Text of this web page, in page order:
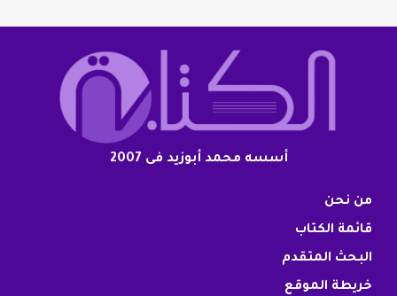
أسسه محمد أبوزيد فى 2007
من نحن
قائمة الكتاب
البحث المتقدم
خريطة الموقع